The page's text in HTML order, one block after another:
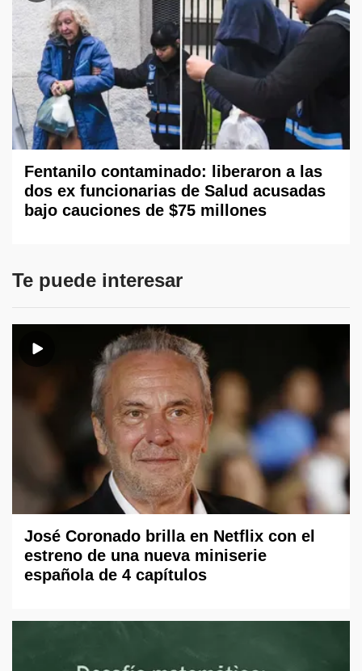
Fentanilo contaminado: liberaron a las
dos ex funcionarias de Salud acusadas
bajo cauciones de $75 millones
Te puede interesar
José Coronado brilla en Netflix con el
estreno de una nueva miniserie
española de 4 capítulos